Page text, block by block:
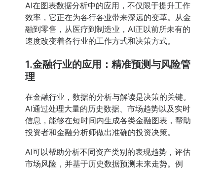
AI在图表数据分析中的应用，不仅限于提升工作
效率，它正在为各行各业带来深远的变革。从金
融到零售，从医疗到制造业，AI正以前所未有的
速度改变着各行业的工作方式和决策方式。
1.金融行业的应用：精准预测与风险管
理
在金融行业，数据的分析与解读是决策的关键。
AI通过处理大量的历史数据、市场趋势以及实时
信息，能够在短时间内生成各类金融图表，帮助
投资者和金融分析师做出准确的投资决策。
AI可以帮助分析不同资产类别的表现趋势，评估
市场风险，并基于历史数据预测未来走势。例